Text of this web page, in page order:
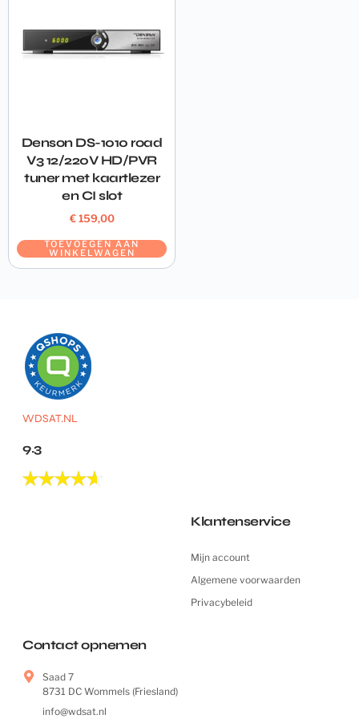
Denson DS-1010 road
V3 12/220V HD/PVR
tuner met kaartlezer
en CI slot
€159,00
TOEVOEGEN AAN
WINKELWAGEN
WDSAT.NL
9.3
Klantenservice
Mijn account
Algemene voorwaarden
Privacybeleid
Contact opnemen
Saad 7
8731 DC Wommels (Friesland)
info@wdsat.nl